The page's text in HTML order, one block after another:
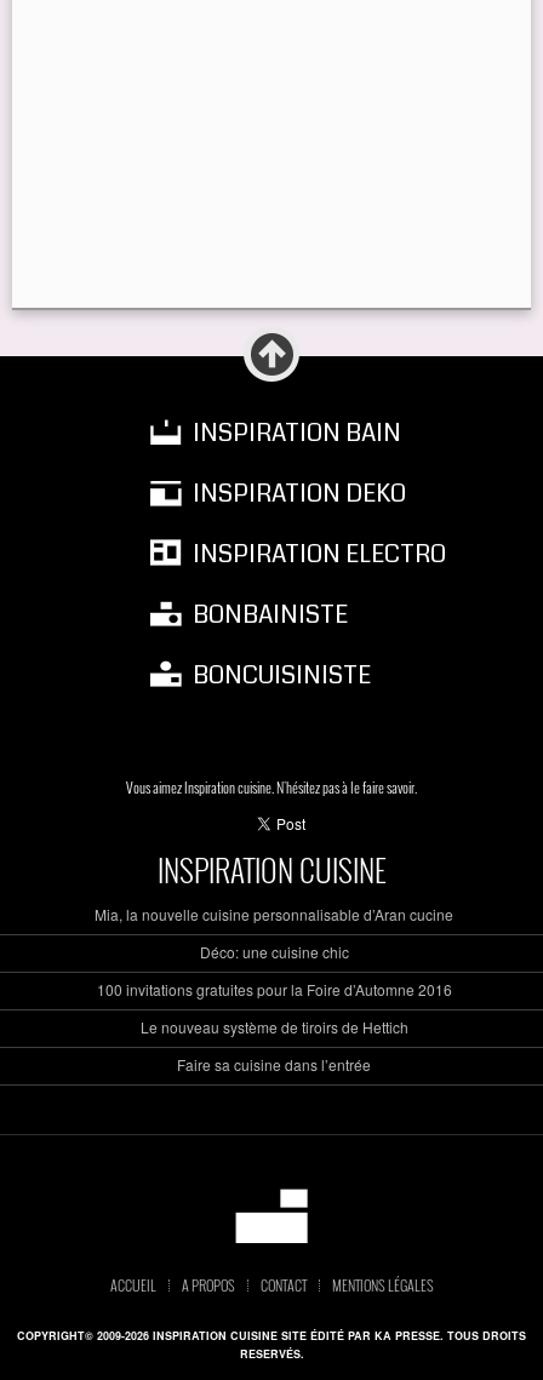
INSPIRATION BAIN
INSPIRATION DEKO
INSPIRATION ELECTRO
BONBAINISTE
BONCUISINISTE
Vous aimez Inspiration cuisine. N'hésitez pas à le faire savoir.
INSPIRATION CUISINE
Mia, la nouvelle cuisine personnalisable d’Aran cucine
Déco: une cuisine chic
100 invitations gratuites pour la Foire d’Automne 2016
Le nouveau système de tiroirs de Hettich
Faire sa cuisine dans l’entrée
ACCUEIL A PROPOS CONTACT MENTIONS LÉGALES
COPYRIGHT© 2009-2026 INSPIRATION CUISINE SITE ÉDITÉ PAR KA PRESSE. TOUS DROITS
RESERVÉS.